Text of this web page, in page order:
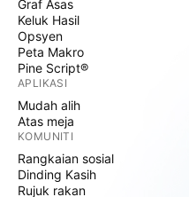
Graf Asas
Keluk Hasil
Opsyen
Peta Makro
Pine Script®
APLIKASI
Mudah alih
Atas meja
KOMUNITI
Rangkaian sosial
Dinding Kasih
Rujuk rakan